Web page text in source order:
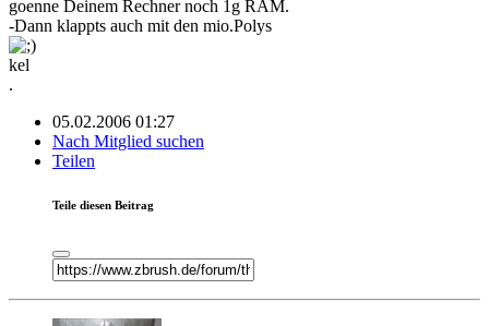
goenne Deinem Rechner noch 1g RAM.
-Dann klappts auch mit den mio.Polys
kel
.
05.02.2006 01:27
Nach Mitglied suchen
Teilen
Teile diesen Beitrag